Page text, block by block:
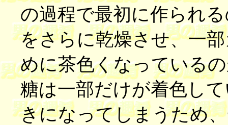
の過程で最初に作られ
をさらに乾燥させ、一
めに茶色くなっている
糖は一部だけが着色し
きになってしまうため